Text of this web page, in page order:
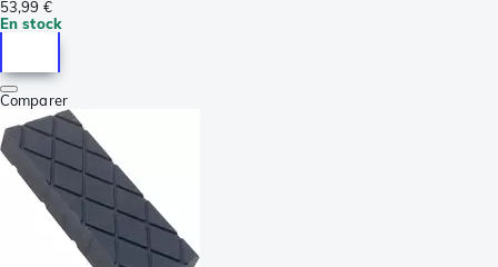
53,99 €
En stock
Comparer